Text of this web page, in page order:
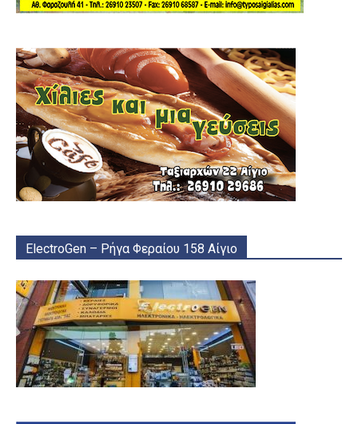
ElectroGen – Ρήγα Φεραίου 158 Αίγιο